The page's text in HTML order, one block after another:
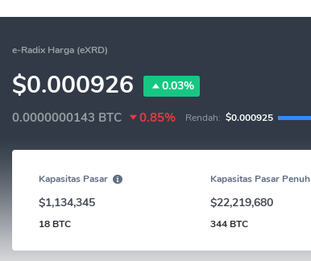
e-Radix Harga (eXRD)
$0.000926 0.03%
0.0000000143 BTC 0.85% Rendah: $0.000925
Kapasitas Pasar
$1,134,345
18 BTC
Kapasitas Pasar Penuh
$22,219,680
344 BTC